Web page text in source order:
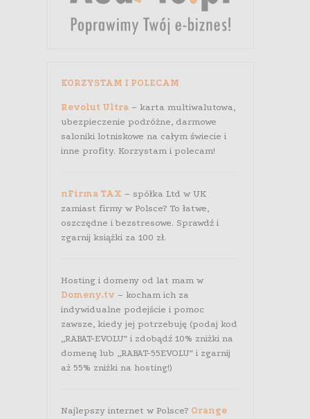
KORZYSTAM I POLECAM
Revolut Ultra– karta multiwalutowa,
ubezpieczenie podróżne, darmowe
saloniki lotniskowe na całym świecie i
inne profity. Korzystam i polecam!
nFirma TAX – spółka Ltd w UK
zamiast firmy w Polsce? To łatwe,
oszczędne i bezstresowe. Sprawdź i
zgarnij książki za 100 zł.
Hosting i domeny od lat mam w
Domeny.tv – kocham ich za
indywidualne podejście i pomoc
zawsze, kiedy jej potrzebuję (podaj kod
„RABAT-EVOLU” i zdobądź 10% zniżki na
domenę lub „RABAT-55EVOLU” i zgarnij
aż 55% zniżki na hosting!)
Najlepszy internet w Polsce? Orange